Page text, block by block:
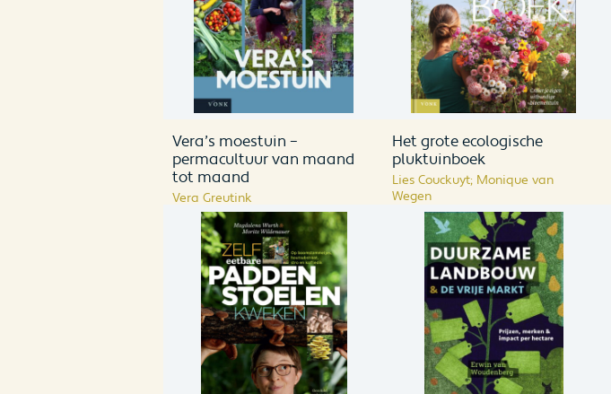
Vera’s moestuin –
permacultuur van maand
tot maand
Vera Greutink
Het grote ecologische
pluktuinboek
Lies Couckuyt; Monique van
Wegen